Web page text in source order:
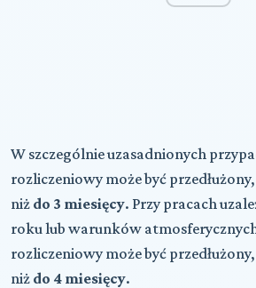
W szczególnie uzasadnionych
rozliczeniowy może być
niż do 3 miesięcy. Przy pracach
roku lub warunków
rozliczeniowy może być
niż do 4 miesięcy.